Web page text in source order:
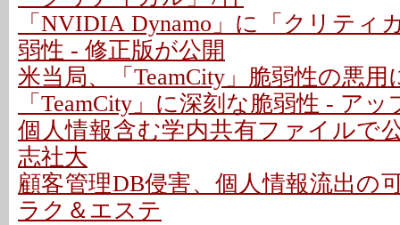
「NVIDIA Dynamo」に「クリティ
弱性 - 修正版が公開
米当局、「TeamCity」脆弱性の悪用
「TeamCity」に深刻な脆弱性 - ア
個人情報含む学内共有ファイルで
志社大
顧客管理DB侵害、個人情報流出の
ラク＆エステ